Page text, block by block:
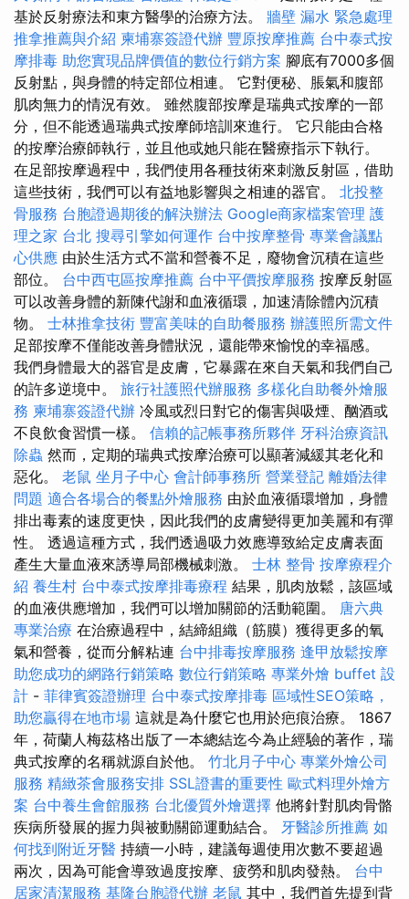
基於反射療法和東方醫學的治療方法。 牆壁 漏水 緊急處理
推拿推薦與介紹 柬埔寨簽證代辦 豐原按摩推薦 台中泰式按
摩排毒 助您實現品牌價值的數位行銷方案 腳底有7000多個
反射點，與身體的特定部位相連。 它對便秘、脹氣和腹部
肌肉無力的情況有效。 雖然腹部按摩是瑞典式按摩的一部
分，但不能透過瑞典式按摩師培訓來進行。 它只能由合格
的按摩治療師執行，並且他或她只能在醫療指示下執行。
在足部按摩過程中，我們使用各種技術來刺激反射區，借助
這些技術，我們可以有益地影響與之相連的器官。 北投整
骨服務 台胞證過期後的解決辦法 Google商家檔案管理 護
理之家 台北 搜尋引擎如何運作 台中按摩整骨 專業會議點
心供應 由於生活方式不當和營養不足，廢物會沉積在這些
部位。 台中西屯區按摩推薦 台中平價按摩服務 按摩反射區
可以改善身體的新陳代謝和血液循環，加速清除體內沉積
物。 士林推拿技術 豐富美味的自助餐服務 辦護照所需文件
足部按摩不僅能改善身體狀況，還能帶來愉悅的幸福感。
我們身體最大的器官是皮膚，它暴露在來自天氣和我們自己
的許多逆境中。 旅行社護照代辦服務 多樣化自助餐外燴服
務 柬埔寨簽證代辦 冷風或烈日對它的傷害與吸煙、酗酒或
不良飲食習慣一樣。 信賴的記帳事務所夥伴 牙科治療資訊
除蟲 然而，定期的瑞典式按摩治療可以顯著減緩其老化和
惡化。 老鼠 坐月子中心 會計師事務所 營業登記 離婚法律
問題 適合各場合的餐點外燴服務 由於血液循環增加，身體
排出毒素的速度更快，因此我們的皮膚變得更加美麗和有彈
性。 透過這種方式，我們透過吸力效應導致給定皮膚表面
產生大量血液來誘導局部機械刺激。 士林 整骨 按摩療程介
紹 養生村 台中泰式按摩排毒療程 結果，肌肉放鬆，該區域
的血液供應增加，我們可以增加關節的活動範圍。 唐六典
專業治療 在治療過程中，結締組織（筋膜）獲得更多的氧
氣和營養，從而分解粘連 台中排毒按摩服務 逢甲放鬆按摩
助您成功的網路行銷策略 數位行銷策略 專業外燴 buffet 設
計 - 菲律賓簽證辦理 台中泰式按摩排毒 區域性SEO策略，
助您贏得在地市場 這就是為什麼它也用於疤痕治療。 1867
年，荷蘭人梅茲格出版了一本總結迄今為止經驗的著作，瑞
典式按摩的名稱就源自於他。 竹北月子中心 專業外燴公司
服務 精緻茶會服務安排 SSL證書的重要性 歐式料理外燴方
案 台中養生會館服務 台北優質外燴選擇 他將針對肌肉骨骼
疾病所發展的握力與被動關節運動結合。 牙醫診所推薦 如
何找到附近牙醫 持續一小時，建議每週使用次數不要超過
兩次，因為可能會導致過度按摩、疲勞和肌肉發熱。 台中
居家清潔服務 基隆台胞證代辦 老鼠 其中，我們首先提到背